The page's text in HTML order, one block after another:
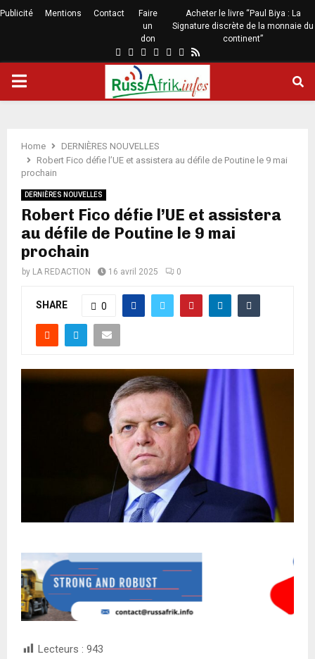
Publicité Mentions Contact
Faire
un
don
Acheter le livre “Paul Biya : La
Signature discrète de la monnaie du
continent”
Home
DERNIÈRES NOUVELLES
Robert Fico défie l’UE et assistera au défile de Poutine le 9 mai
prochain
DERNIÈRES NOUVELLES
Robert Fico défie l’UE et assistera
au défile de Poutine le 9 mai
prochain
by LA REDACTION 16 avril 2025 0
SHARE 0
Lecteurs : 943